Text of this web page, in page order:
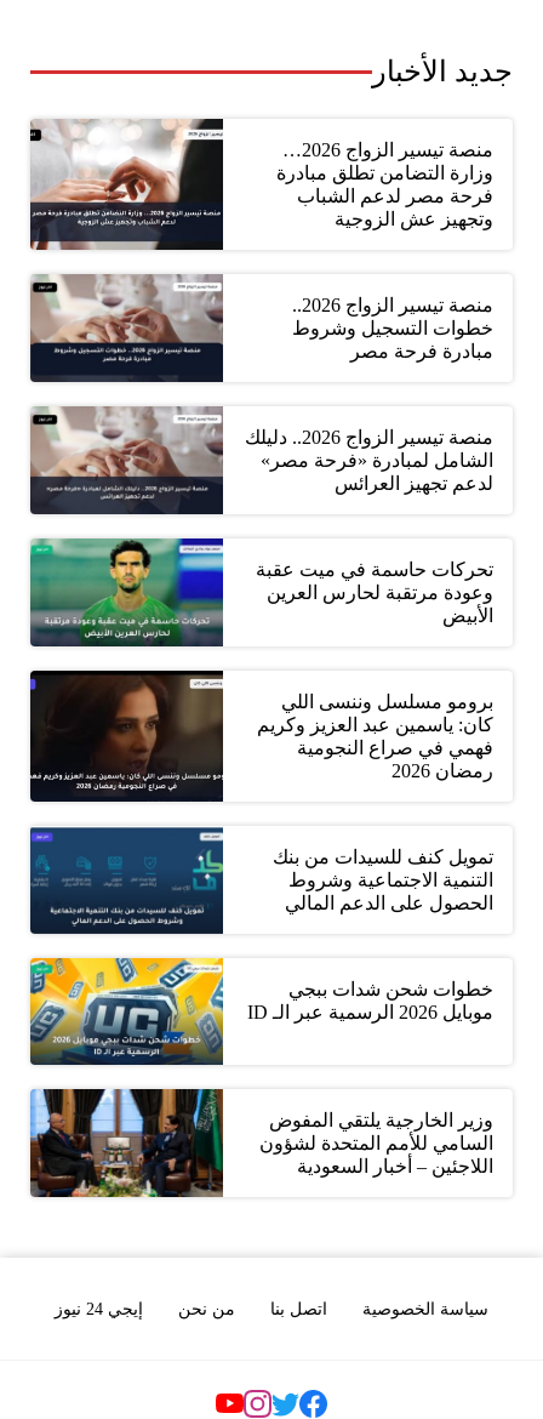
جديد الأخبار
منصة تيسير الزواج 2026…
وزارة التضامن تطلق مبادرة
فرحة مصر لدعم الشباب
وتجهيز عش الزوجية
منصة تيسير الزواج 2026..
خطوات التسجيل وشروط
مبادرة فرحة مصر
منصة تيسير الزواج 2026.. دليلك
الشامل لمبادرة «فرحة مصر»
لدعم تجهيز العرائس
تحركات حاسمة في ميت عقبة
وعودة مرتقبة لحارس العرين
الأبيض
برومو مسلسل وننسى اللي
كان: ياسمين عبد العزيز وكريم
فهمي في صراع النجومية
رمضان 2026
تمويل كنف للسيدات من بنك
التنمية الاجتماعية وشروط
الحصول على الدعم المالي
خطوات شحن شدات ببجي
موبايل 2026 الرسمية عبر الـ ID
وزير الخارجية يلتقي المفوض
السامي للأمم المتحدة لشؤون
اللاجئين – أخبار السعودية
سياسة الخصوصية اتصل بنا من نحن إيجي 24 نيوز
Social Links